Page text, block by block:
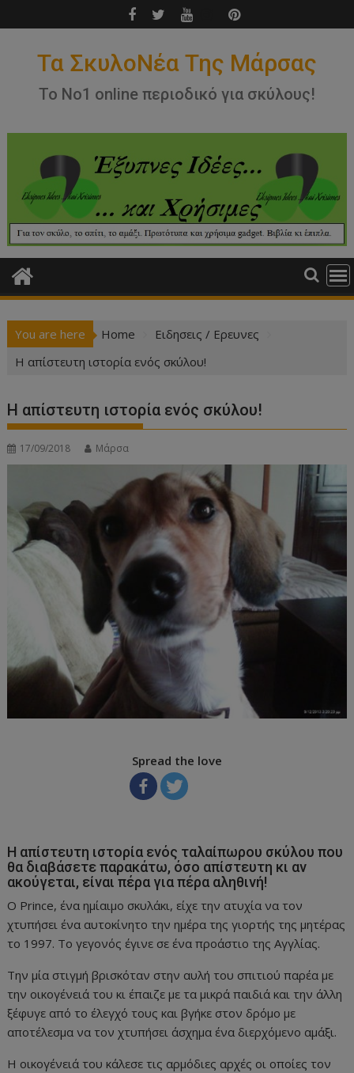
to
Τα ΣκυλοΝέα Της Μάρσας
Το Νο1 online περιοδικό για σκύλους!
You are here Home
Ειδησεις / Ερευνες
Η απίστευτη ιστορία ενός σκύλου!
Η απίστευτη ιστορία ενός σκύλου!
17/09/2018 Μάρσα
Spread the love
Η απίστευτη ιστορία ενός ταλαίπωρου σκύλου που
θα διαβάσετε παρακάτω, όσο απίστευτη κι αν
ακούγεται, είναι πέρα για πέρα αληθινή!
Ο Prince, ένα ημίαιμο σκυλάκι, είχε την ατυχία να τον
χτυπήσει ένα αυτοκίνητο την ημέρα της γιορτής της μητέρας
το 1997. Το γεγονός έγινε σε ένα προάστιο της Αγγλίας.
Την μία στιγμή βρισκόταν στην αυλή του σπιτιού παρέα με
την οικογένειά του κι έπαιζε με τα μικρά παιδιά και την άλλη
ξέφυγε από το έλεγχό τους και βγήκε στον δρόμο με
αποτέλεσμα να τον χτυπήσει άσχημα ένα διερχόμενο αμάξι.
Η οικογένειά του κάλεσε τις αρμόδιες αρχές οι οποίες τον